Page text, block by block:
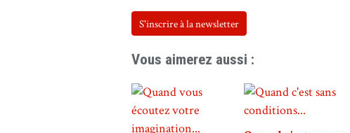
S'inscrire à la newsletter
Vous aimerez aussi :